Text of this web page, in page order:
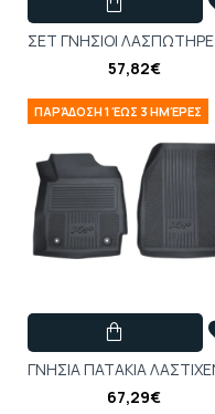
57,82€
ΠΑΡΆΔΟΣΗ 1 ΈΩΣ 3 ΗΜΈΡΕΣ
67,29€